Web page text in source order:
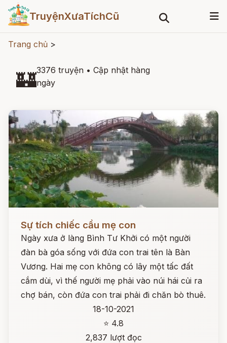
TruyệnXưaTíchCũ
Trang chủ >
🏰3376 truyện • Cập nhật hàng
ngày
Sự tích chiếc cầu mẹ con
Ngày xưa ở làng Bình Tư Khởi có một người
đàn bà góa sống với đứa con trai tên là Bàn
Vương. Hai mẹ con không có lây một tấc đất
cắm dùi, vì thế người mẹ phải vào núi hái củi ra
chợ bán, còn đứa con trai phải đi chăn bò thuê.
18-10-2021
⭐ 4.8
2,837 lượt đọc